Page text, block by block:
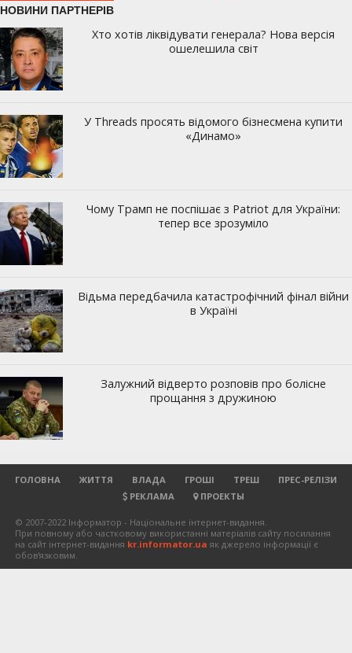
ГОЛОВНА ЖИТТЯ ВЛАДА ГРОШІ ТРЕШ
ПРЕС-РЕЛІЗИ
РЕКЛАМА
ПРОЕКТЫ
© 2007-2022 Інформатор - Національне інтернет-видання.
При повному або частковому використанні матеріалів сайту посилання
на сайт інтернет-видання kr.informator.ua як джерело інформації є
обов'язковим.